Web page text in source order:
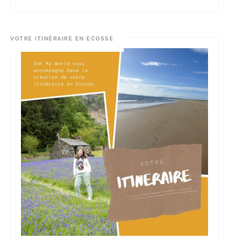
VOTRE ITINÉRAIRE EN ECOSSE